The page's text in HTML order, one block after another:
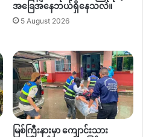
အခြေအနေဘယ်ရှိနေသလဲ။
5 August 2026
မြစ်ကြီးနားမှာ ကျောင်းသား